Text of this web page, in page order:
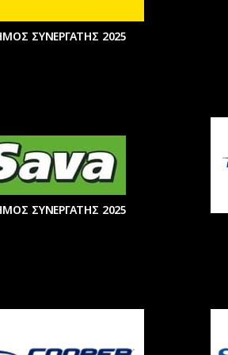
ΣΥΝΕΡΓΑΤΗΣ 2025
ΣΥΝΕΡΓΑΤΗΣ 2025